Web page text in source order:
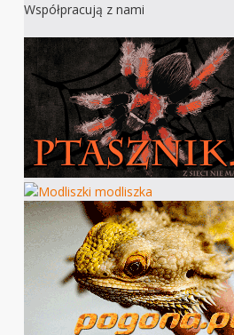
Współpracują z nami